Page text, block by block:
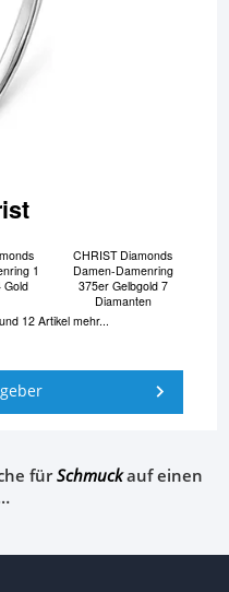
1
Gold
CHRIST Diamonds
Damen-Damenring
375er Gelbgold 7
Diamanten
und 12 Artikel mehr...
fürSchmuckauf einen